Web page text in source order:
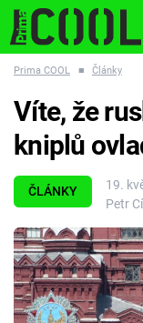
ESCAPE PLNEJ
Témata
Filmy
Prima COOL ■ Články
ČLÁNKY
19.
Petr
Víte, že
kniplů